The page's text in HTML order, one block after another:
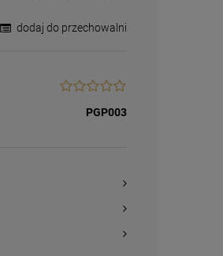
dodaj do przechowalni
PGP003